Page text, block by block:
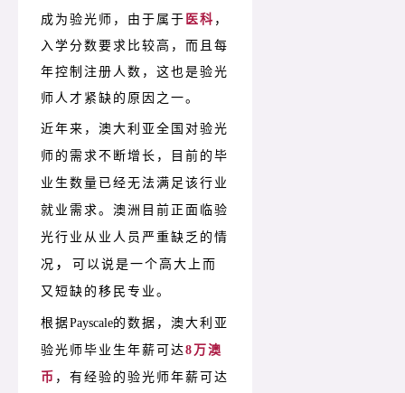
成为验光师，由于属于 医科 ，
入学分数要求比较高，而且每
年控制注册人数，这也是验光
师人才紧缺的原因之一。
近年来，澳大利亚全国对验光
师的需求不断增长，目前的毕
业生数量已经无法满足该行业
就业需求。澳洲目前正面临验
光行业从业人员严重缺乏的情
况 ，
可以说是一个高大上而
又短缺的移民专业。
根据Payscale的数据，澳大利亚
验光师毕业生年薪可达8万澳
币 ，有经验的验光师年薪可达